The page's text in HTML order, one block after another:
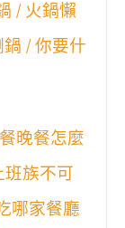
/ 火鍋懶
/ 你要什
晚餐怎麼
班族不可
哪家餐廳